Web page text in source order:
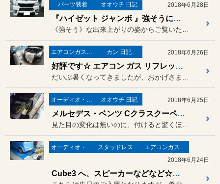
パーツ装着 オオウチ 日記 2018年6月28日
『ハイゼット ジャンボ 』強そうに変身！！
エアコンガス・リフレッシュ カン 日記 2018年6月26日
好評です☆ エアコン ガス リフレッシュ！
オーディオ・ナビ関連 オオウチ 日記 2018年6月25日
メルセデス・ベンツ Cクラスクーペ に『レイヤードサウンド』2chセット＆ +Cチューンナップウーファー 取付！
オーディオ・ナビ関連 スタッドレスタイヤ 「BLIZZAK」
エアコンガス・リフレッシュ
2018年6月24日
Cube3 へ、スピーカーなどなど☆そしてスタッドレス「VRX2」も！